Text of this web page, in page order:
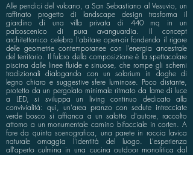
Alle pendici del vulcano, a San Sebastiano al Vesuvio, un
raffinato progetto di landscape design trasforma il
giardino di una villa privata di 440 mq in un
palcoscenico di pura avanguardia. Il concept
architettonico celebra l'abitare open-air fondendo il rigore
delle geometrie contemporanee con l'energia ancestrale
del territorio. Il fulcro della composizione è la spettacolare
piscina dalle linee fluide e sinuose, che rompe gli schemi
tradizionali dialogando con un solarium in doghe di
legno chiaro e suggestive sfere luminose. Poco distante,
protetto da un pergolato minimale ritmato da lame di luce
a LED, si sviluppa un living continuo dedicato alla
convivialità: qui, un'area pranzo con sedute intrecciate
verde bosco si affianca a un salotto d'autore, raccolto
attorno a un monumentale camino bifacciale in corten. A
fare da quinta scenografica, una parete in roccia lavica
naturale omaggia l'identità del luogo. L'esperienza
all'aperto culmina in una cucina outdoor monolitica dal
design scuro e geometrico, addossata a un rivestimento a